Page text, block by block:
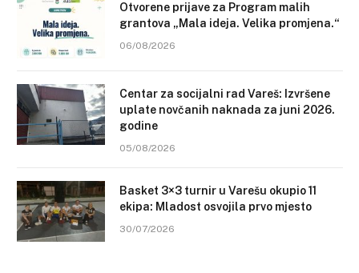
Otvorene prijave za Program malih
grantova „Mala ideja. Velika promjena.“
06/08/2026
Centar za socijalni rad Vareš: Izvršene
uplate novčanih naknada za juni 2026.
godine
05/08/2026
Basket 3×3 turnir u Varešu okupio 11
ekipa: Mladost osvojila prvo mjesto
30/07/2026